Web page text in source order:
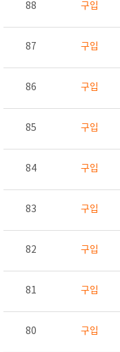
88 구입
87 구입
86 구입
85 구입
84 구입
83 구입
82 구입
81 구입
80 구입